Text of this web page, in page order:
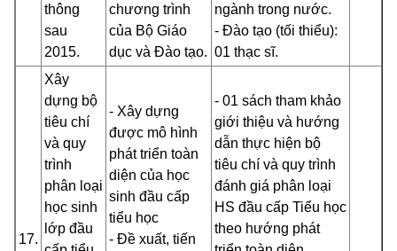
thông
sau
2015.
chương trình
của Bộ Giáo
dục và Đào tạo.
ngành trong nước.
- Đào tạo (tối thiểu):
01 thạc sĩ.
17.
Xây
dựng bộ
tiêu chí
và quy
trình
phân loại
học sinh
lớp đầu
- Xây dựng
được mô hình
phát triển toàn
diện của học
sinh đầu cấp
tiểu học
- Đề xuất, tiến
- 01 sách tham khảo
giới thiệu và hướng
dẫn thực hiện bộ
tiêu chí và quy trình
đánh giá phân loại
HS đầu cấp Tiểu học
theo hướng phát